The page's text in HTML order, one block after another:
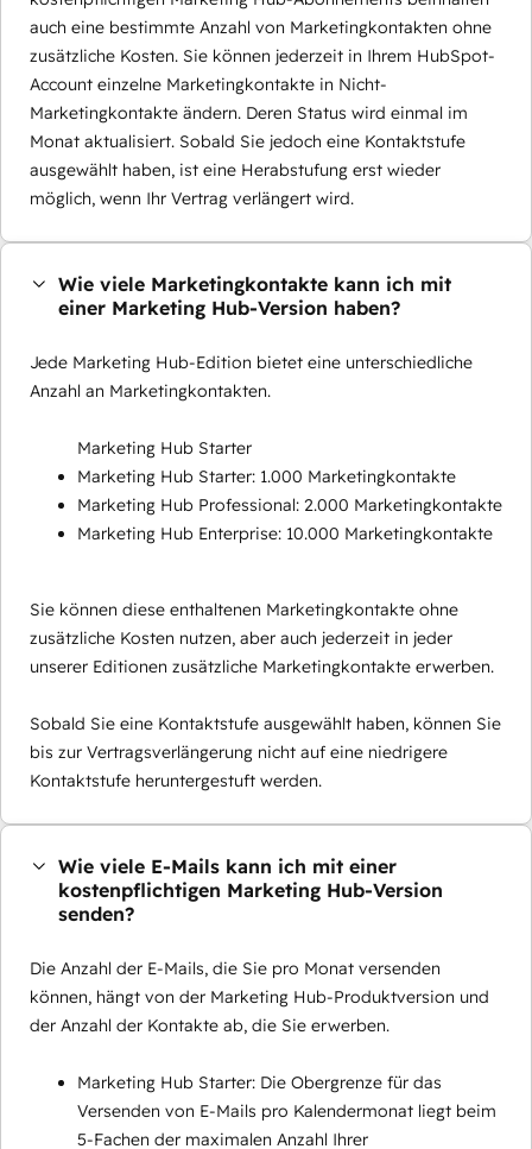
auch eine bestimmte Anzahl von Marketingkontakten ohne
zusätzliche Kosten. Sie können jederzeit in Ihrem HubSpot-
Account einzelne Marketingkontakte in Nicht-
Marketingkontakte ändern. Deren Status wird einmal im
Monat aktualisiert. Sobald Sie jedoch eine Kontaktstufe
ausgewählt haben, ist eine Herabstufung erst wieder
möglich, wenn Ihr Vertrag verlängert wird.
Wie viele Marketingkontakte kann ich mit
einer Marketing Hub-Version haben?
Jede Marketing Hub-Edition bietet eine unterschiedliche
Anzahl an Marketingkontakten.
Marketing Hub Starter
Marketing Hub Starter: 1.000 Marketingkontakte
Marketing Hub Professional: 2.000 Marketingkontakte
Marketing Hub Enterprise: 10.000 Marketingkontakte
Sie können diese enthaltenen Marketingkontakte ohne
zusätzliche Kosten nutzen, aber auch jederzeit in jeder
unserer Editionen zusätzliche Marketingkontakte erwerben.
Sobald Sie eine Kontaktstufe ausgewählt haben, können Sie
bis zur Vertragsverlängerung nicht auf eine niedrigere
Kontaktstufe heruntergestuft werden.
Wie viele E-Mails kann ich mit einer
kostenpflichtigen Marketing Hub-Version
senden?
Die Anzahl der E-Mails, die Sie pro Monat versenden
können, hängt von der Marketing Hub-Produktversion und
der Anzahl der Kontakte ab, die Sie erwerben.
Marketing Hub Starter: Die Obergrenze für das
Versenden von E-Mails pro Kalendermonat liegt beim
5-Fachen der maximalen Anzahl Ihrer